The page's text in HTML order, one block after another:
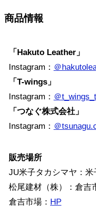
商品情報
「Hakuto Leather」
Instagram： ＠
「T-wings」
Instagram： ＠
「つなぐ株式会社」
Instagram： ＠
販売場所
JU米子タカシマヤ：
松尾建材（株）：倉吉
倉吉市場： HP